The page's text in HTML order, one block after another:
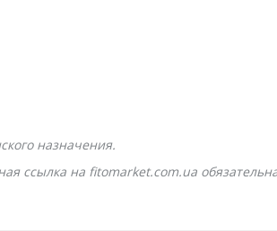
назначения.
ссылка на fitomarket.com.ua